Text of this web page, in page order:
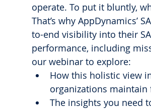
operate. To put it bluntly,
That’s why AppDynamics’
to-end visibility into their
performance, including
our webinar to explore:
How this holistic view
organizations
The insights you need